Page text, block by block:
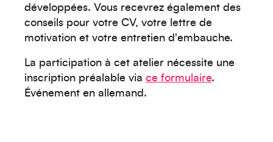
développées. Vous recevrez également des
conseils pour votre CV, votre lettre de
motivation et votre entretien d'embauche.
La participation à cet atelier nécessite une
inscription préalable via ce formulaire.
Événement en allemand.
Océanie